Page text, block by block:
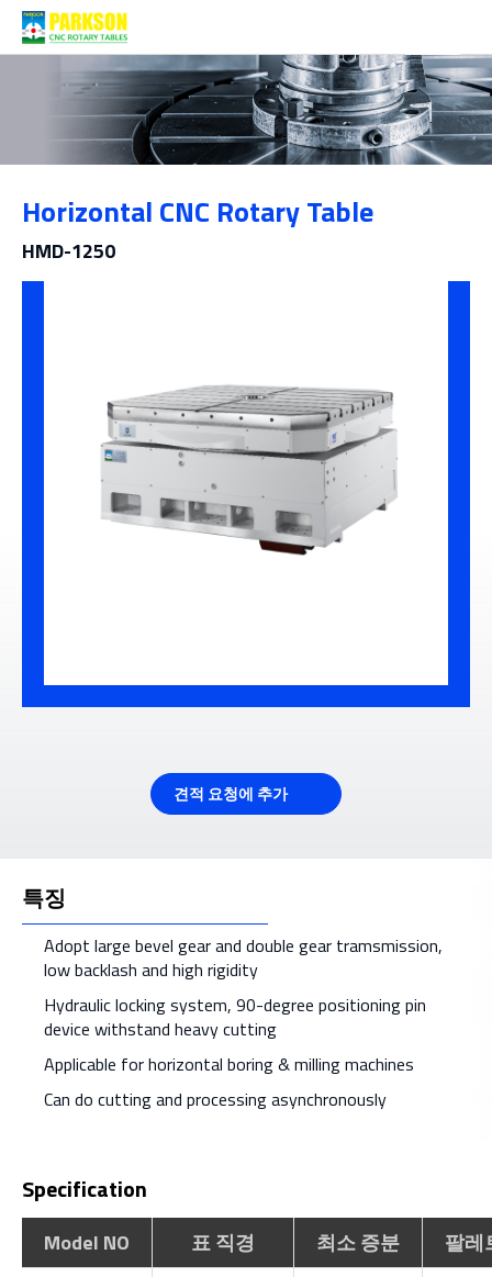
제품소개
범주
Horizontal CNC Rotary Table
HMD-1250
견적 요청에 추가
특징
Adopt large bevel gear and double gear tramsmission,
low backlash and high rigidity
Hydraulic locking system, 90-degree positioning pin
device withstand heavy cutting
Applicable for horizontal boring & milling machines
Can do cutting and processing asynchronously
Specification
Model NO 표 직경 최소 증분
팔레